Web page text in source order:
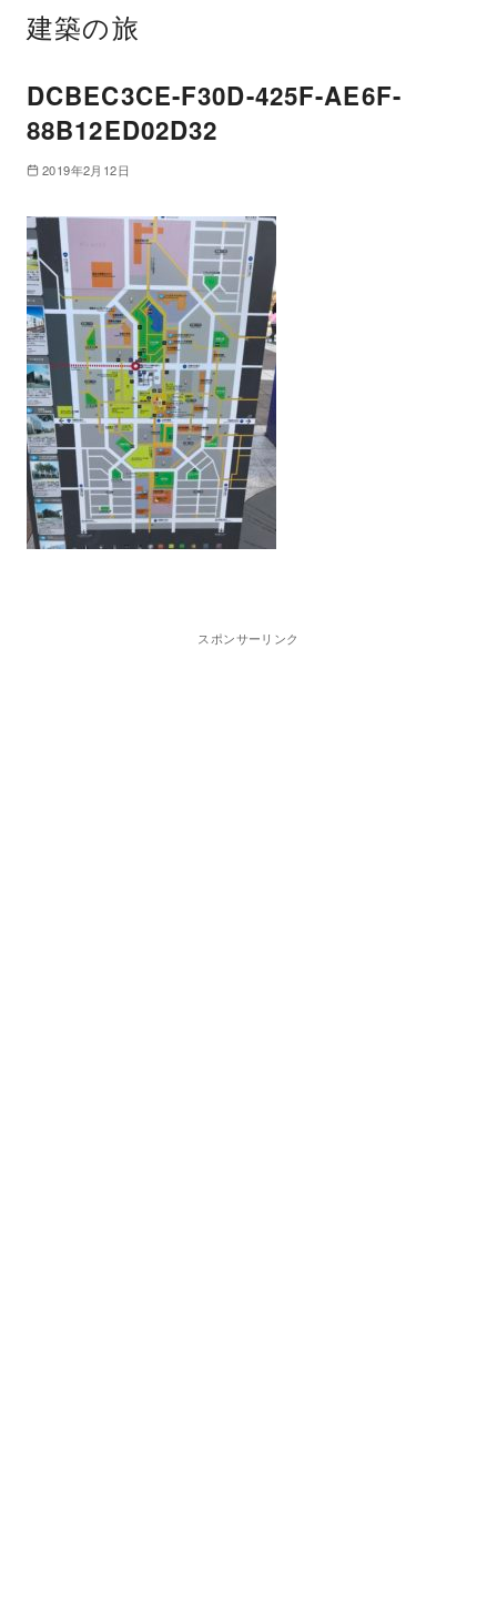
建築の旅
DCBEC3CE-F30D-425F-AE6F-
88B12ED02D32
2019年2月12日
スポンサーリンク